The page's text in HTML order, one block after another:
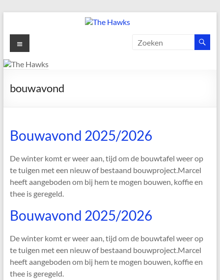
de
inhoud
The
Hawks
gezelligste
Menu
bouwavond
Bouwavond 2025/2026
De winter komt er weer aan, tijd om de bouwtafel weer op
te tuigen met een nieuw of bestaand bouwproject.Marcel
heeft aangeboden om bij hem te mogen bouwen, koffie en
thee is geregeld.
Bouwavond 2025/2026
De winter komt er weer aan, tijd om de bouwtafel weer op
te tuigen met een nieuw of bestaand bouwproject.Marcel
heeft aangeboden om bij hem te mogen bouwen, koffie en
thee is geregeld.